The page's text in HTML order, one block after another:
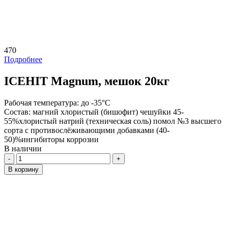
470
Подробнее
ICEHIT Magnum, мешок 20кг
Рабочая температура: до -35°С
Состав: магний хлористый (бишофит) чешуйки 45-
55%хлористый натрий (техническая соль) помол №3 высшего
сорта с противослёживающими добавками (40-
50)%ингибиторы коррозии
В наличии
Количество
В корзину